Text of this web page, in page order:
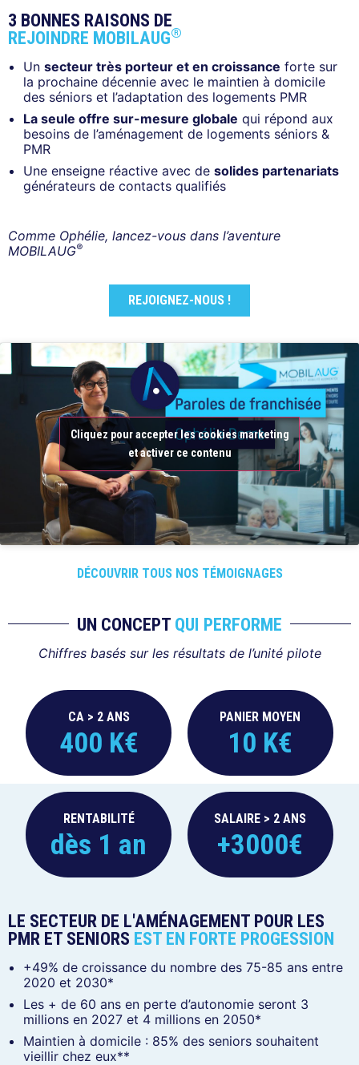
3 BONNES RAISONS DE
REJOINDRE MOBILAUG®
Unsecteur très porteur et en croissance forte sur
la prochaine décennie avec le maintien à domicile
des séniors et l’adaptation des logements PMR
La seule offre sur-mesure globale qui répond aux
besoins de l’aménagement de logements séniors &
PMR
Une enseigne réactive avec desolides partenariats
générateurs de contacts qualifiés
Comme Ophélie, lancez-vous dans l’aventure
MOBILAUG®
REJOIGNEZ-NOUS !
Cliquez pour accepter les cookies marketing
et activer ce contenu
DÉCOUVRIR TOUS NOS TÉMOIGNAGES
UN CONCEPT QUI PERFORME
Chiffres basés sur les résultats de l’unité pilote
CA > 2 ANS
400 K€
PANIER MOYEN
10 K€
RENTABILITÉ
dès 1 an
SALAIRE > 2 ANS
+3000€
LE SECTEUR DE L'AMÉNAGEMENT POUR LES
PMR ET SENIORS EST EN FORTE PROGESSION
+49% de croissance du nombre des 75-85 ans entre
2020 et 2030*
Les + de 60 ans en perte d’autonomie seront 3
millions en 2027 et 4 millions en 2050*
Maintien à domicile : 85% des seniors souhaitent
vieillir chez eux**